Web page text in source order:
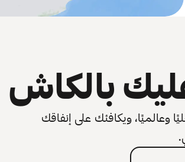
بالكاش
ويكافئك على إنفاقك